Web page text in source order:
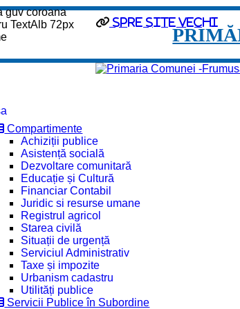
spre site vechi
Compartimente
Achiziții publice
Asistență socială
Dezvoltare comunitară
Educație și Cultură
Financiar Contabil
Juridic si resurse umane
Registrul agricol
Starea civilă
Situații de urgență
Serviciul Administrativ
Taxe și impozite
Urbanism cadastru
Utilități publice
Servicii Publice în Subordine